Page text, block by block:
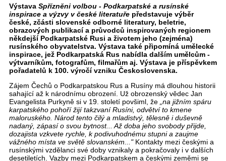
Výstava Spřízněni volbou - Podkarpatské a rusínské
inspirace a výzvy v české literatuře představuje výběr
české, zčásti slovenské odborné literatury, beletrie,
obrazových publikací a průvodců inspirovaných regionem
někdejší Podkarpatské Rusi a životem jeho (zejména)
rusínského obyvatelstva. Výstava také připomíná umělecké
inspirace, jež Podkarpatská Rus nabídla dalším umělcům -
výtvarníkům, fotografům, filmařům aj. Výstava je příspěvkem
pořadatelů k 100. výročí vzniku Československa.
Zájem Čechů o Podkarpatskou Rus a Rusíny má dlouhou historii
sahající až k národnímu obrození. Už obrozenský vědec Jan
Evangelista Purkyně si v 19. století povšiml, že „na jižním spáru
karpatského pohoří žijí takzvaní Rusíni, odvětví to kmene
maloruského. Národ tento čilý a mladistvý, tělesně i duševně
nadaný, zápasí o svou bytnost... Až doba jeho svobody přijde,
dozajista vzkvete rychle, k podivuhodnému stupni a zaujme
vážného místa ve světě slovanském..." Kontakty mezi českými a
rusínskými vzdělanci své doby vznikaly a pokračovaly i v dalších
desetiletích. Vazby mezi Podkarpatskem a českými zeměmi se